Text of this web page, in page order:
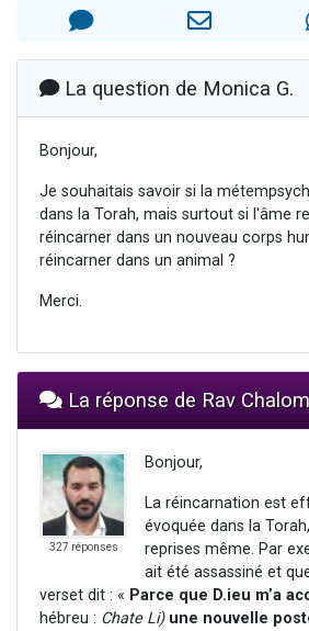
Il reste 49 places pour
12 nouvelles
La question de Monica G.
Bonjour,
Je souhaitais savoir si la
dans la Torah, mais surtout si l'âme
réincarner dans un nouveau corps
réincarner dans un animal ?
Merci.
La réponse de Rav
327 réponses
Bonjour,
La réincarnation est
évoquée dans la
reprises même. Par
ait été assassiné et
verset dit : « Parce que D.ieu m’a
hébreu : Chate Li)une nouvelle